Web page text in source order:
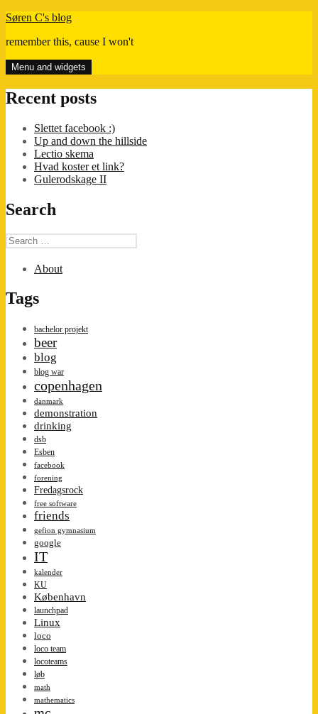
Skip
content
Søren C's blog
remember this, cause I won't
Menu and widgets
Recent posts
Slettet facebook :)
Up and down the hillside
Lectio skema
Hvad koster et link?
Gulerodskage II
Search
Search
for:
About
Tags
bachelor projekt
beer
blog
blog war
copenhagen
danmark
demonstration
drinking
dsb
Esben
facebook
forening
Fredagsrock
free software
friends
gefion gymnasium
google
IT
kalender
KU
København
launchpad
Linux
loco
loco team
locoteams
løb
math
mathematics